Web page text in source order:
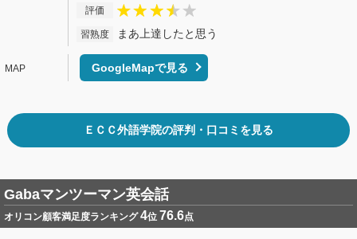
評価
習熟度 まあ上達したと思う
GoogleMapで見る
ＥＣＣ外語学院の評判・口コミを見る
Gabaマンツーマン英会話
オリコン顧客満足度ランキング4位 76.6点